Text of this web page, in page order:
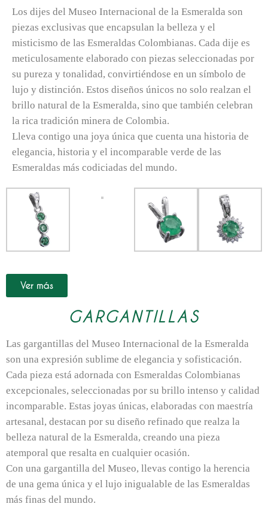
Los dijes del Museo Internacional de la Esmeralda son
piezas exclusivas que encapsulan la belleza y el
misticismo de las Esmeraldas Colombianas. Cada dije es
meticulosamente elaborado con piezas seleccionadas por
su pureza y tonalidad, convirtiéndose en un símbolo de
lujo y distinción. Estos diseños únicos no solo realzan el
brillo natural de la Esmeralda, sino que también celebran
la rica tradición minera de Colombia.
Lleva contigo una joya única que cuenta una historia de
elegancia, historia y el incomparable verde de las
Esmeraldas más codiciadas del mundo.
Ver más
GARGANTILLAS
Las gargantillas del Museo Internacional de la Esmeralda
son una expresión sublime de elegancia y sofisticación.
Cada pieza está adornada con Esmeraldas Colombianas
excepcionales, seleccionadas por su brillo intenso y calidad
incomparable. Estas joyas únicas, elaboradas con maestría
artesanal, destacan por su diseño refinado que realza la
belleza natural de la Esmeralda, creando una pieza
atemporal que resalta en cualquier ocasión.
Con una gargantilla del Museo, llevas contigo la herencia
de una gema única y el lujo inigualable de las Esmeraldas
más finas del mundo.